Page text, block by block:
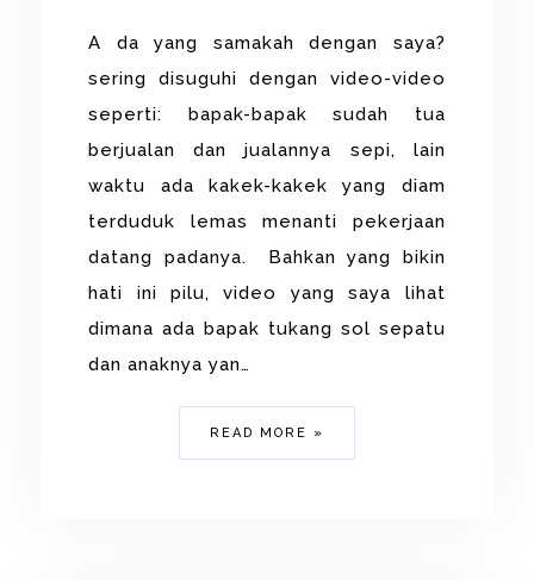
A da yang samakah dengan saya?
sering disuguhi dengan video-video
seperti: bapak-bapak sudah tua
berjualan dan jualannya sepi, lain
waktu ada kakek-kakek yang diam
terduduk lemas menanti pekerjaan
datang padanya. Bahkan yang bikin
hati ini pilu, video yang saya lihat
dimana ada bapak tukang sol sepatu
dan anaknya yan…
READ MORE »